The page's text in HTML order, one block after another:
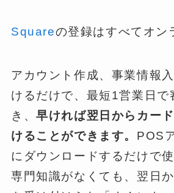
Squareの登録はすべてオン
アカウント作成、事業情報
けるだけで、最短1営業日で
き、早ければ翌日からカー
けることができます。 POS
にダウンロードするだけで
専門知識がなくても、翌日